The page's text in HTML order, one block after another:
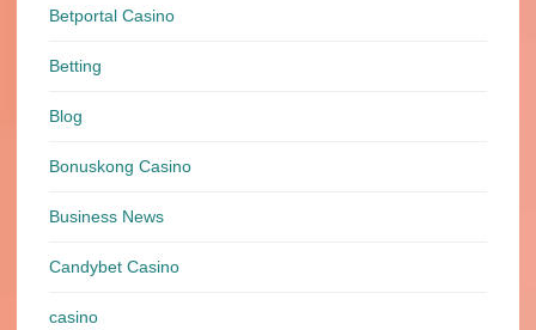
Betportal Casino
Betting
Blog
Bonuskong Casino
Business News
Candybet Casino
casino